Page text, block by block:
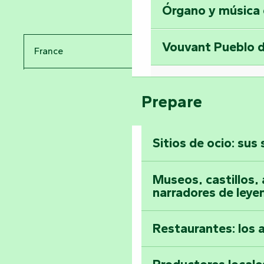
Viaje en el
Suba a lo alto de
Órgano y
Vouvant Pueblo
Toda la agenda
Prepare
Sitios de ocio: sus
Museos, castillos,
narradores de
Restaurantes: los
France